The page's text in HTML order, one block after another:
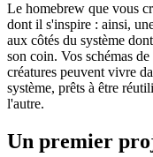
Le homebrew que vous
dont il s'inspire : ainsi,
aux côtés du système
son coin. Vos schémas
créatures peuvent vivre
système, prêts à être
l'autre.
Un premier